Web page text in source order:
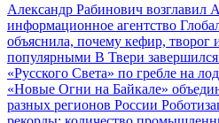
Александр Рабинович возглавил
информационное агентство
объяснила, почему кефир, творог
популярными В Твери
«Русского Света» по гребле на
«Новые Огни на Байкале»
разных регионов России